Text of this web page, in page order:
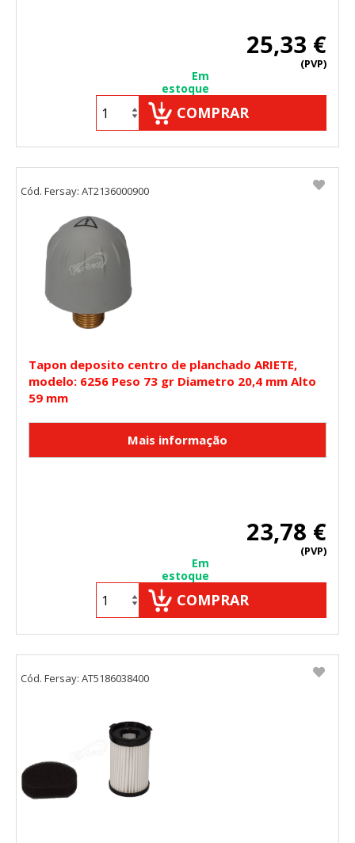
25,33 €
(PVP)
Em
estoque
COMPRAR
Tapon deposito centro de planchado ARIETE,
modelo: 6256 Peso 73 gr Diametro 20,4 mm Alto
59 mm
23,78 €
(PVP)
Em
estoque
COMPRAR
Cód. Fersay: AT2136000900
Cód. Fersay: AT5186038400